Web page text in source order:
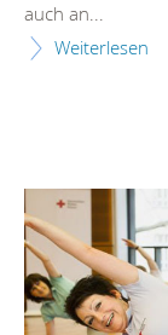
auch an...
Weiterlesen